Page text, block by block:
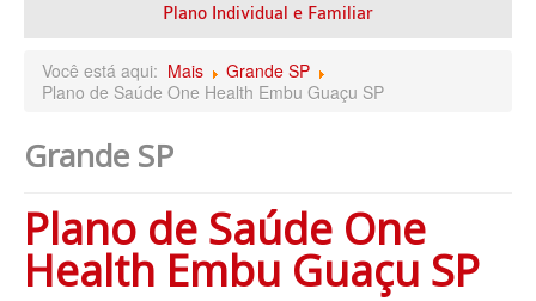
AMEPLAN PLANO DE SAÚDE EMPRESARIAL
BIO SAÚDE PLANO DE SAÚDE EMPRESARIAL
BIOVIDA PLANO DE SAÚDE EMPRESARIAL
BRADESCO PLANO DE SAÚDE EMPRESARIAL
CAIXA PLANO DE SAÚDE EMPRESARIAL
Plano Individual e Familiar
Você está aqui: Mais
Grande SP
Plano de Saúde One Health Embu Guaçu SP
Grande SP
Plano de Saúde One
Health Embu Guaçu SP